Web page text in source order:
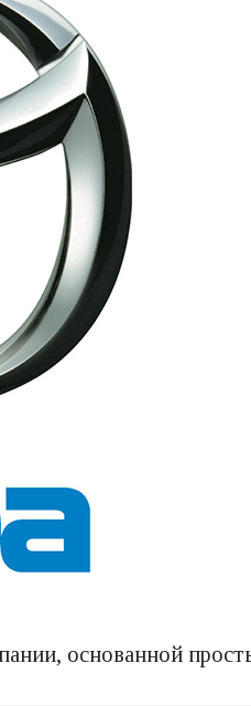
основанной